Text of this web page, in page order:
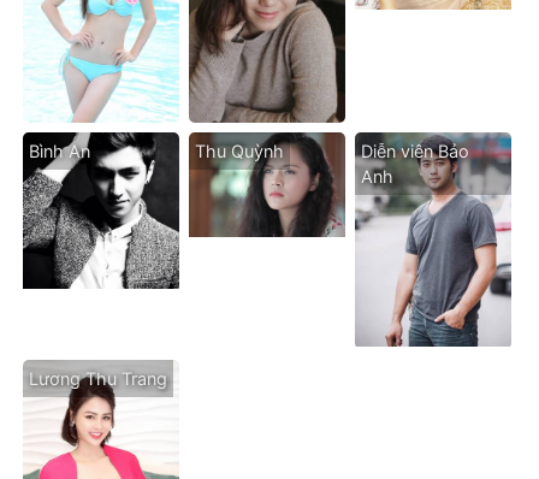
Bình An Thu Quỳnh
Diễn viên Bảo
Anh
Lương Thu Trang